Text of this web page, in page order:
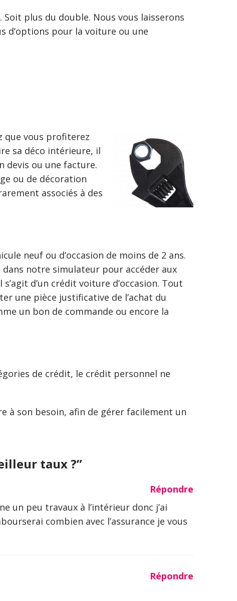
plus du double. Nous vous laisserons
d’options pour la voiture ou une
que vous profiterez
sa déco intérieure, il
devis ou une facture.
ou de décoration
associés à des
neuf ou d’occasion de moins de 2 ans.
notre simulateur pour accéder aux
d’un crédit voiture d’occasion. Tout
une pièce justificative de l’achat du
un bon de commande ou encore la
de crédit, le crédit personnel ne
à son besoin, afin de gérer facilement un
taux ?”
Répondre
un peu travaux à l’intérieur donc j’ai
combien avec l’assurance je vous
Répondre